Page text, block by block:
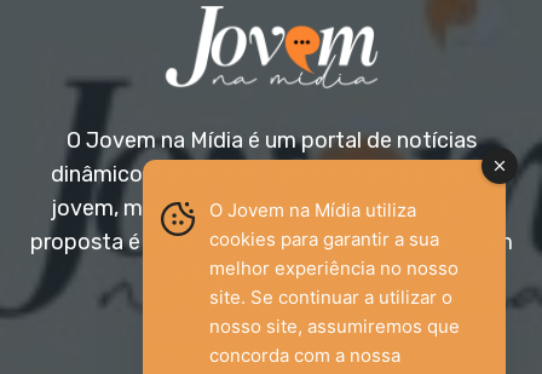
O Jovem na Mídia é um portal de notícias
dinâmico e acessível, voltado para o público
jovem, mas aberto a todas as idades. Nossa
proposta é trazer informação relevante com um
olhar diferenciado.
Entre em contato:
jovemnamidia2017@gmail.com
O Jovem na Mídia utiliza
cookies para garantir a sua
melhor experiência no nosso
site. Se continuar a utilizar o
nosso site, assumiremos que
concorda com a nossa